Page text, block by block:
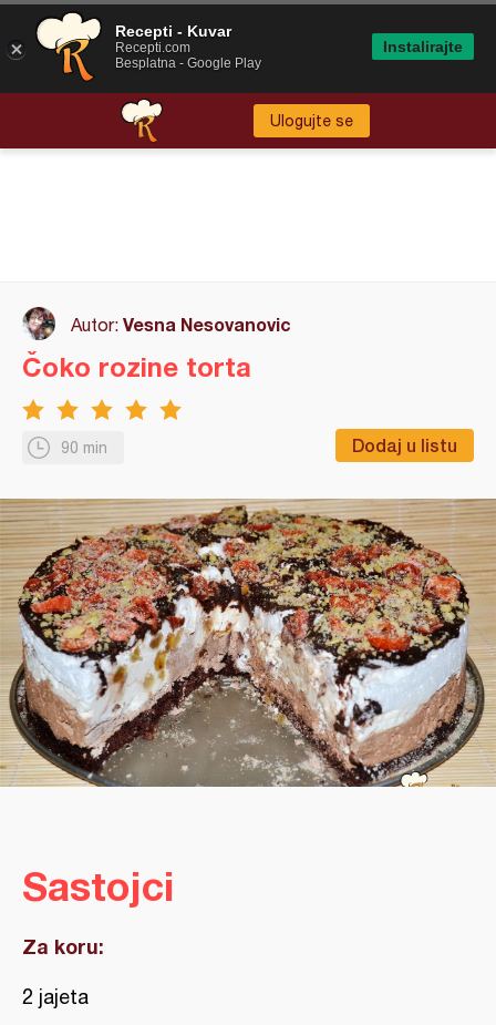
Ulogujte se
Autor: Vesna Nesovanovic
90 min Dodaj u listu
Čoko rozine torta
Sastojci
Za koru:
2 jajeta
Recepti - Kuvar
Recepti.com
Besplatna - Google Play
Instalirajte